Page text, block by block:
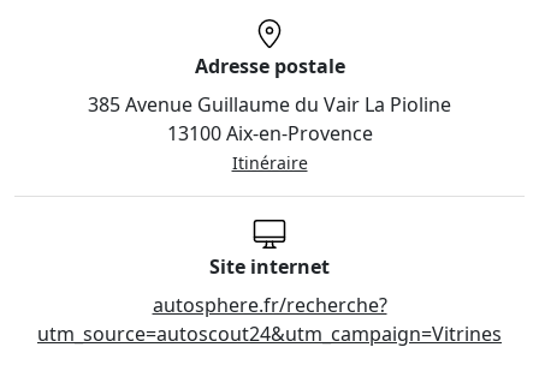
Adresse postale
385 Avenue Guillaume du Vair La Pioline
13100 Aix-en-Provence
Itinéraire
Site internet
autosphere.fr/recherche?
utm_source=autoscout24&utm_campaign=Vitrines